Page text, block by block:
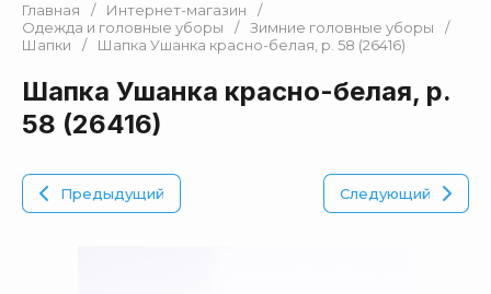
Главная / Интернет-магазин
/
Одежда и головные уборы
/ Зимние головные уборы
/
Шапки
/ Шапка Ушанка красно-белая, р. 58 (26416)
Шапка Ушанка красно-белая, р.
58 (26416)
Предыдущий Следующий